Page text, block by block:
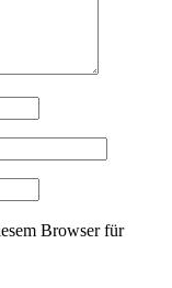
Browser für